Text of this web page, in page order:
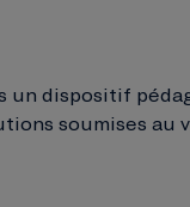
un dispositif
soumises au